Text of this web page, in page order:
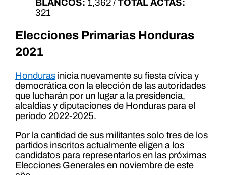
BLANCOS: 1,362 /TOTAL ACTAS:
321
Elecciones Primarias Honduras
2021
Hondurasinicia nuevamente su fiesta cívica y
democrática con la elección de las autoridades
que lucharán por un lugar a la presidencia,
alcaldías y diputaciones de Honduras para el
período 2022-2025.
Por la cantidad de sus militantes solo tres de los
partidos inscritos actualmente eligen a los
candidatos para representarlos en las próximas
Elecciones Generales en noviembre de este